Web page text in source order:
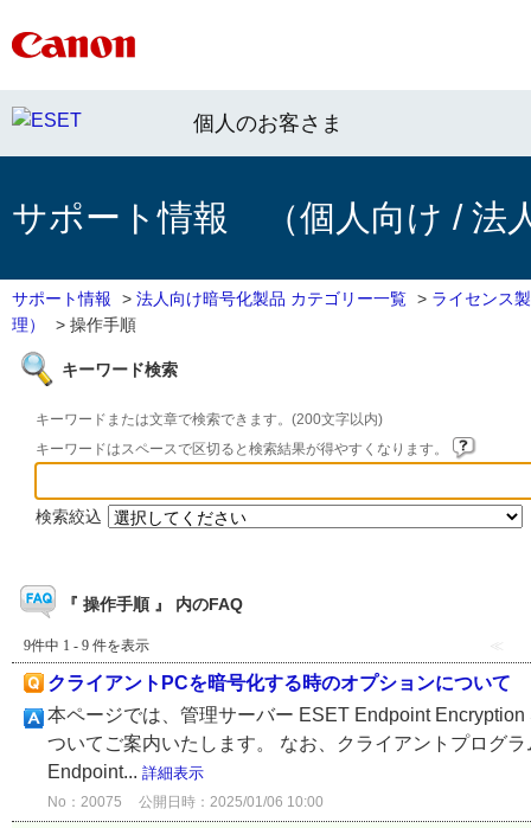
個人のお客さま
サポート情報 （個人向け / 法
サポート情報 > 法人向け暗号化製品 カテゴリー一覧 > ライセンス
理）
> 操作手順
キーワード検索
キーワードまたは文章で検索できます。(200文字以内)
キーワードはスペースで区切ると検索結果が得やすくなります。
検索絞込
『 操作手順 』 内のFAQ
9件中 1 - 9 件を表示 ≪
クライアントPCを暗号化する時のオプションについて
本ページでは、管理サーバー ESET Endpoint
ついてご案内いたします。 なお、クライアントプログ
Endpoint... 詳細表示
No：20075 公開日時：2025/01/06 10:00